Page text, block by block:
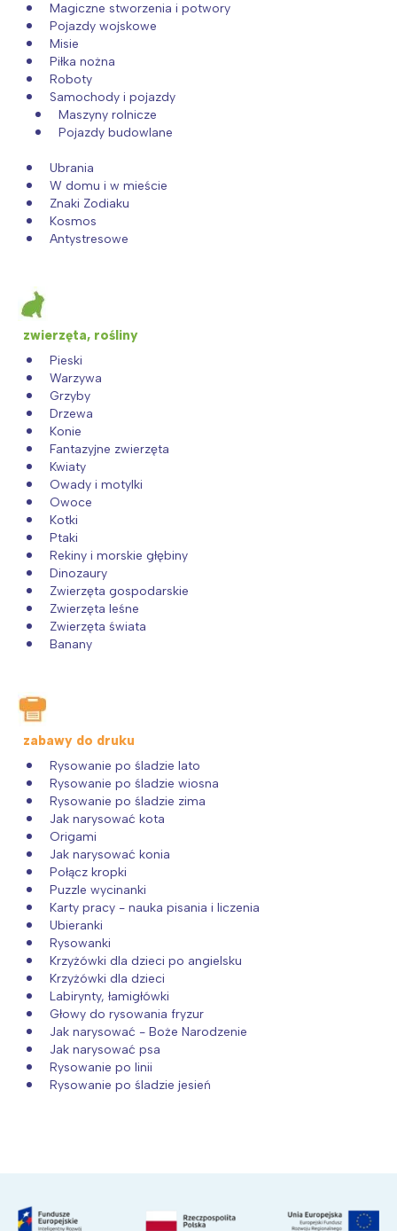
Magiczne stworzenia i potwory
Pojazdy wojskowe
Misie
Piłka nożna
Roboty
Samochody i pojazdy
Maszyny rolnicze
Pojazdy budowlane
Ubrania
W domu i w mieście
Znaki Zodiaku
Kosmos
Antystresowe
zwierzęta, rośliny
Pieski
Warzywa
Grzyby
Drzewa
Konie
Fantazyjne zwierzęta
Kwiaty
Owady i motylki
Owoce
Kotki
Ptaki
Rekiny i morskie głębiny
Dinozaury
Zwierzęta gospodarskie
Zwierzęta leśne
Zwierzęta świata
Banany
zabawy do druku
Rysowanie po śladzie lato
Rysowanie po śladzie wiosna
Rysowanie po śladzie zima
Jak narysować kota
Origami
Jak narysować konia
Połącz kropki
Puzzle wycinanki
Karty pracy - nauka pisania i liczenia
Ubieranki
Rysowanki
Krzyżówki dla dzieci po angielsku
Krzyżówki dla dzieci
Labirynty, łamigłówki
Głowy do rysowania fryzur
Jak narysować - Boże Narodzenie
Jak narysować psa
Rysowanie po linii
Rysowanie po śladzie jesień